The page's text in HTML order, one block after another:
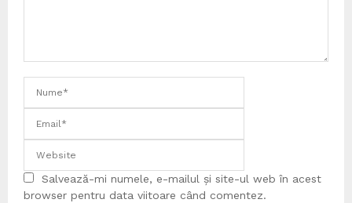
Salvează-mi numele, e-mailul și site-ul web în acest
browser pentru data viitoare când comentez.